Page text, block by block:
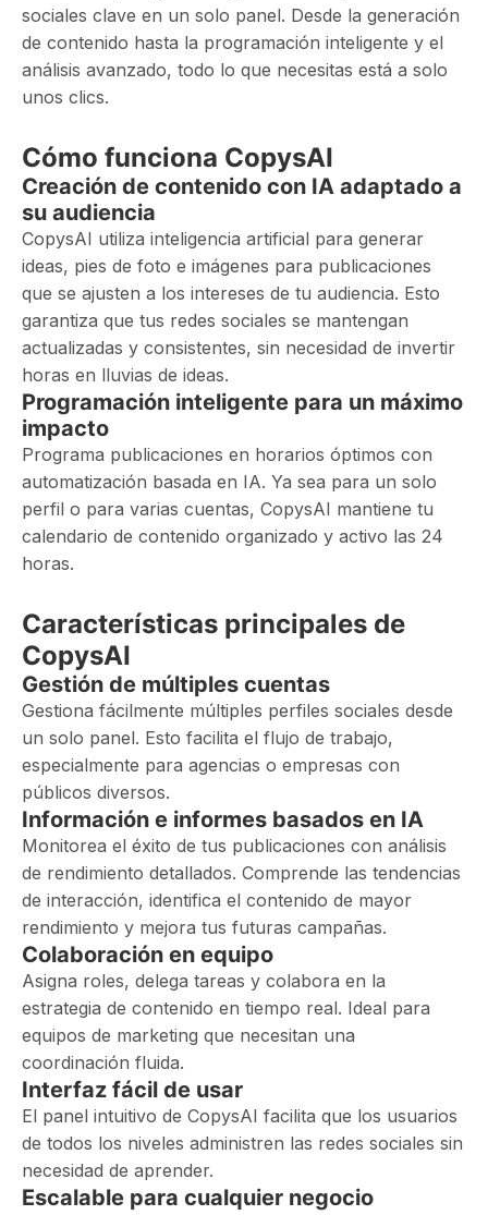
sociales clave en un solo panel. Desde la generación
de contenido hasta la programación inteligente y el
análisis avanzado, todo lo que necesitas está a solo
unos clics.
Cómo funciona CopysAI
Creación de contenido con IA adaptado a
su audiencia
CopysAI utiliza inteligencia artificial para generar
ideas, pies de foto e imágenes para publicaciones
que se ajusten a los intereses de tu audiencia. Esto
garantiza que tus redes sociales se mantengan
actualizadas y consistentes, sin necesidad de invertir
horas en lluvias de ideas.
Programación inteligente para un máximo
impacto
Programa publicaciones en horarios óptimos con
automatización basada en IA. Ya sea para un solo
perfil o para varias cuentas, CopysAI mantiene tu
calendario de contenido organizado y activo las 24
horas.
Características principales de
CopysAI
Gestión de múltiples cuentas
Gestiona fácilmente múltiples perfiles sociales desde
un solo panel. Esto facilita el flujo de trabajo,
especialmente para agencias o empresas con
públicos diversos.
Información e informes basados ​​en IA
Monitorea el éxito de tus publicaciones con análisis
de rendimiento detallados. Comprende las tendencias
de interacción, identifica el contenido de mayor
rendimiento y mejora tus futuras campañas.
Colaboración en equipo
Asigna roles, delega tareas y colabora en la
estrategia de contenido en tiempo real. Ideal para
equipos de marketing que necesitan una
coordinación fluida.
Interfaz fácil de usar
El panel intuitivo de CopysAI facilita que los usuarios
de todos los niveles administren las redes sociales sin
necesidad de aprender.
Escalable para cualquier negocio